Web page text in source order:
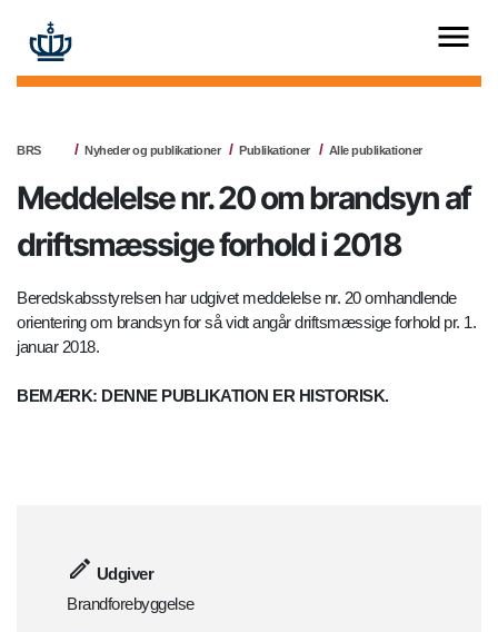
BRS Nyheder og publikationer Publikationer Alle publikationer
Meddelelse nr. 20 om brandsyn af
driftsmæssige forhold i 2018
Beredskabsstyrelsen har udgivet meddelelse nr. 20 omhandlende
orientering om brandsyn for så vidt angår driftsmæssige forhold pr. 1.
januar 2018.
BEMÆRK: DENNE PUBLIKATION ER HISTORISK.
Udgiver
Brandforebyggelse